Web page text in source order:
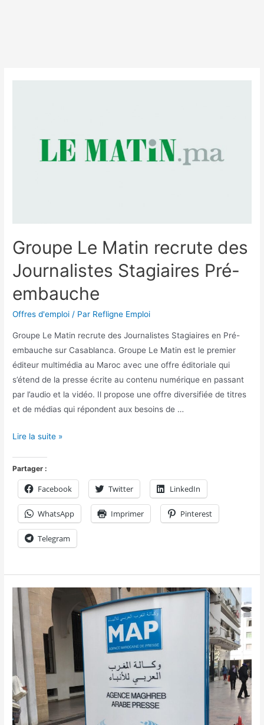
Groupe Le Matin recrute des
Journalistes Stagiaires Pré-
embauche
Offres d'emploi / Par Refligne Emploi
Groupe Le Matin recrute des Journalistes Stagiaires en Pré-
embauche sur Casablanca. Groupe Le Matin est le premier
éditeur multimédia au Maroc avec une offre éditoriale qui
s’étend de la presse écrite au contenu numérique en passant
par l’audio et la vidéo. Il propose une offre diversifiée de titres
et de médias qui répondent aux besoins de …
Lire la suite »
Partager :
Facebook Twitter LinkedIn
WhatsApp Imprimer Pinterest
Telegram